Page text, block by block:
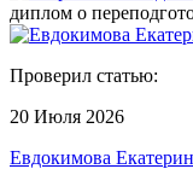
диплом о
Проверил статью:
20 Июля 2026
Евдокимова